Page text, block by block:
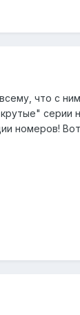
что с
номеров!